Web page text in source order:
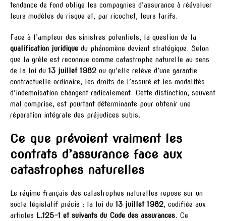
tendance de fond oblige les compagnies d’assurance à réévaluer
leurs modèles de risque et, par ricochet, leurs tarifs.
Face à l’ampleur des sinistres potentiels, la question de la
qualification juridique du phénomène devient stratégique. Selon
que la grêle est reconnue comme catastrophe naturelle au sens
de la loi du 13 juillet 1982 ou qu’elle relève d’une garantie
contractuelle ordinaire, les droits de l’assuré et les modalités
d’indemnisation changent radicalement. Cette distinction, souvent
mal comprise, est pourtant déterminante pour obtenir une
réparation intégrale des préjudices subis.
Ce que prévoient vraiment les
contrats d’assurance face aux
catastrophes naturelles
Le régime français des catastrophes naturelles repose sur un
socle législatif précis : la loi du 13 juillet 1982, codifiée aux
articles L.125-1 et suivants du Code des assurances. Ce